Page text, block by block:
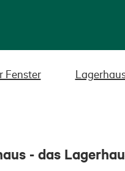
Fenster
- das